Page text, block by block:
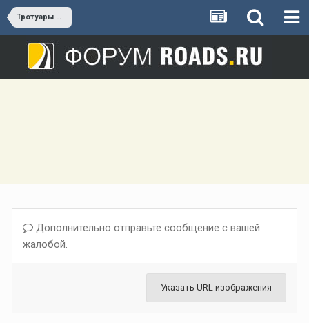
Тротуары и пешеходные дорожки (отсутствующие и неудобные)
Дополнительно отправьте сообщение с вашей
жалобой.
Указать URL изображения